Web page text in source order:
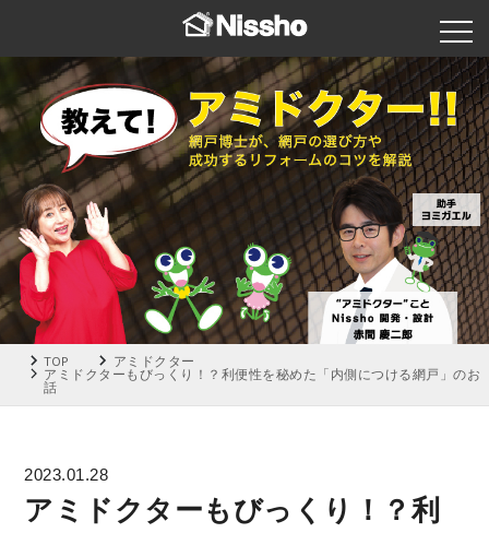
TOP
アミドクター
アミドクターもびっくり！？利便性を秘めた「内側につける網戸」のお
話
2023.01.28
アミドクターもびっくり！？利